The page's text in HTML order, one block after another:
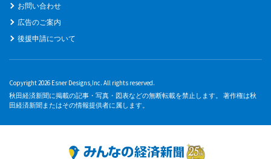
お問い合わせ
広告のご案内
後援申請について
Copyright 2026 Esner Designs,Inc. All rights reserved.
秋田経済新聞に掲載の記事・写真・図表などの無断転載を禁止します。 著作権は秋
田経済新聞またはその情報提供者に属します。